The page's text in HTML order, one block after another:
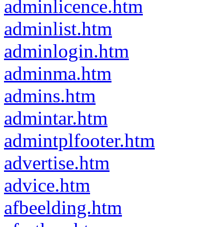
adminlicence.htm
adminlist.htm
adminlogin.htm
adminma.htm
admins.htm
admintar.htm
admintplfooter.htm
advertise.htm
advice.htm
afbeelding.htm